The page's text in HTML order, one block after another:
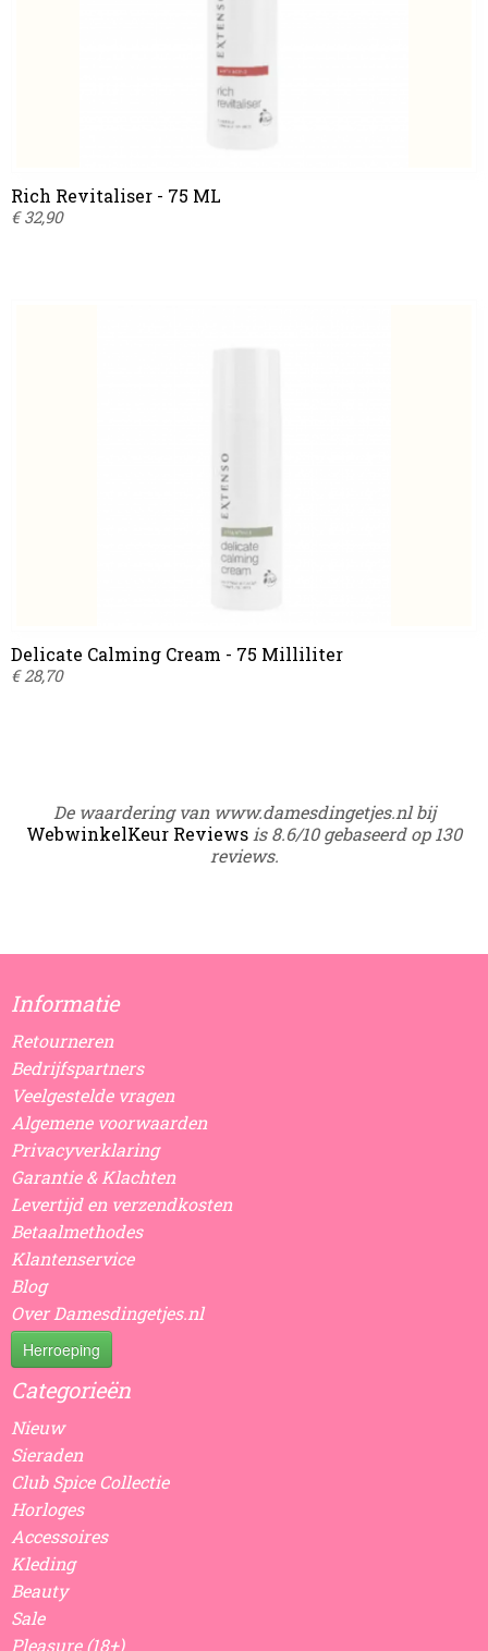
Rich Revitaliser - 75 ML
€ 32,90
Delicate Calming Cream - 75 Milliliter
€ 28,70
De waardering van www.damesdingetjes.nl bij
WebwinkelKeur Reviews is 8.6/10 gebaseerd op 130
reviews.
Informatie
Retourneren
Bedrijfspartners
Veelgestelde vragen
Algemene voorwaarden
Privacyverklaring
Garantie & Klachten
Levertijd en verzendkosten
Betaalmethodes
Klantenservice
Blog
Over Damesdingetjes.nl
Herroeping
Categorieën
Nieuw
Sieraden
Club Spice Collectie
Horloges
Accessoires
Kleding
Beauty
Sale
Pleasure (18+)